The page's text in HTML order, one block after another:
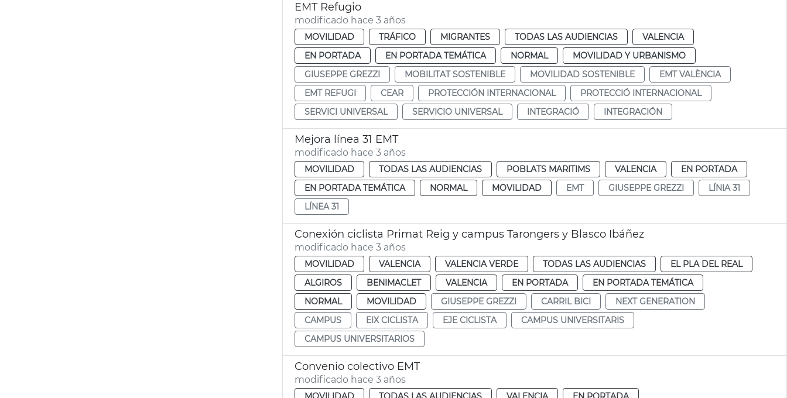
EMT Refugio
modificado hace 3 años
MOVILIDAD TRÁFICO MIGRANTES TODAS LAS AUDIENCIAS
VALENCIA
EN PORTADA
EN PORTADA TEMÁTICA NORMAL
MOVILIDAD Y URBANISMO
GIUSEPPE GREZZI
MOBILITAT SOSTENIBLE MOVILIDAD SOSTENIBLE
EMT VALÈNCIA
EMT REFUGI
CEAR PROTECCIÓN INTERNACIONAL
PROTECCIÓ INTERNACIONAL
SERVICI UNIVERSAL
SERVICIO UNIVERSAL INTEGRACIÓ INTEGRACIÓN
Mejora línea 31 EMT
modificado hace 3 años
MOVILIDAD TODAS LAS AUDIENCIAS POBLATS MARITIMS VALENCIA
EN PORTADA
EN PORTADA TEMÁTICA
NORMAL MOVILIDAD EMT GIUSEPPE GREZZI
LÍNIA 31
LÍNEA 31
Conexión ciclista Primat Reig y campus Tarongers y Blasco Ibáñez
modificado hace 3 años
MOVILIDAD VALENCIA VALENCIA VERDE TODAS LAS AUDIENCIAS
EL PLA DEL REAL
ALGIROS
BENIMACLET VALENCIA EN PORTADA
EN PORTADA TEMÁTICA
NORMAL
MOVILIDAD GIUSEPPE GREZZI CARRIL BICI
NEXT GENERATION
CAMPUS
EIX CICLISTA EJE CICLISTA
CAMPUS UNIVERSITARIS
CAMPUS UNIVERSITARIOS
Convenio colectivo EMT
modificado hace 3 años